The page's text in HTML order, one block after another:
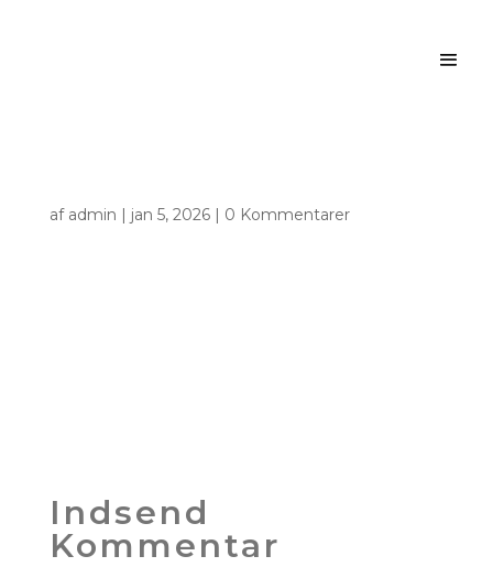
af admin | jan 5, 2026| 0 Kommentarer
Indsend
Kommentar